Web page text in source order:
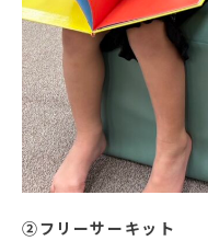
②フリーサーキット